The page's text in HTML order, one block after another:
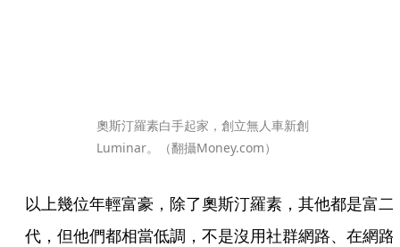
奧斯汀羅素白手起家，創立無人車新創
Luminar。（翻攝Money.com）
以上幾位年輕富豪，除了奧斯汀羅素，其他都是富二
代，但他們都相當低調，不是沒用社群網路、在網路